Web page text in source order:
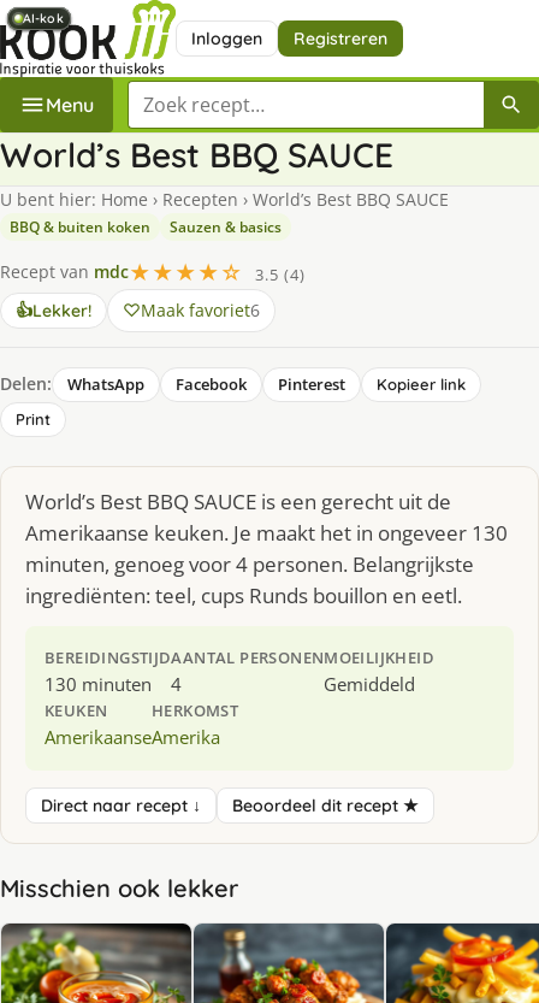
Inloggen Registreren
Menu Zoek een recept
World’s Best BBQ SAUCE
U bent hier: Home › Recepten › World’s Best BBQ SAUCE
BBQ & buiten koken Sauzen & basics
Recept van mdc★★★★☆
3.5 (4)
👍Lekker! Maak favoriet6
Delen: WhatsApp Facebook Pinterest
Kopieer link
Print
World’s Best BBQ SAUCE is een gerecht uit de
Amerikaanse keuken. Je maakt het in ongeveer 130
minuten, genoeg voor 4 personen. Belangrijkste
ingrediënten: teel, cups Runds bouillon en eetl.
BEREIDINGSTIJD
130 minuten
AANTAL PERSONEN
4
MOEILIJKHEID
Gemiddeld
KEUKEN
Amerikaanse
HERKOMST
Amerika
Direct naar recept ↓ Beoordeel dit recept ★
Misschien ook lekker
AI-kok
AI-kok
AI-kok
AI-kok
AI-kok
AI-kok
AI-kok